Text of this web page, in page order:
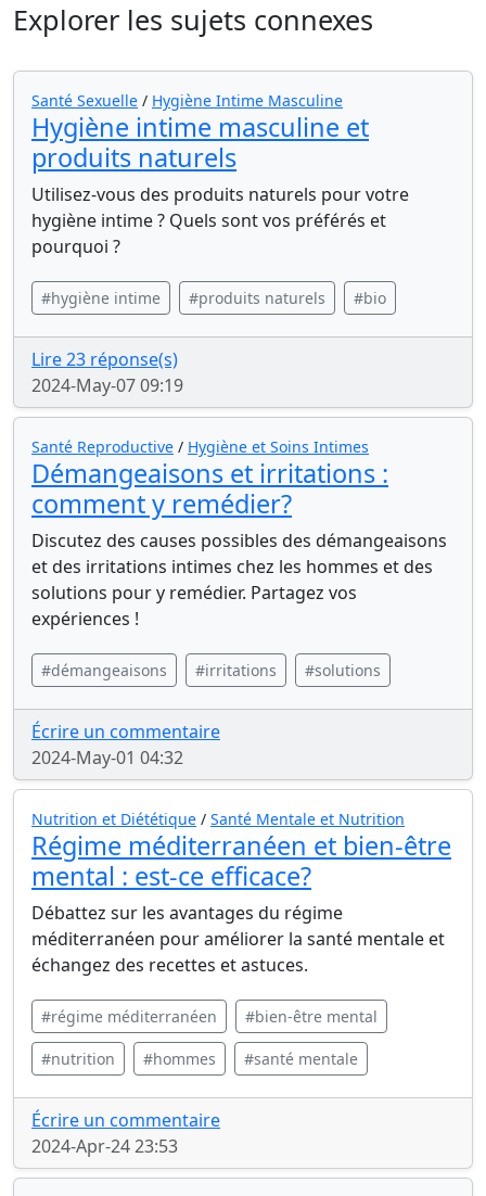
Explorer les sujets connexes
Santé Sexuelle / Hygiène Intime Masculine
Hygiène intime masculine et
produits naturels
Utilisez-vous des produits naturels pour votre
hygiène intime ? Quels sont vos préférés et
pourquoi ?
#hygiène intime #produits naturels #bio
Lire 23 réponse(s)
2024-May-07 09:19
Santé Reproductive / Hygiène et Soins Intimes
Démangeaisons et irritations :
comment y remédier?
Discutez des causes possibles des démangeaisons
et des irritations intimes chez les hommes et des
solutions pour y remédier. Partagez vos
expériences !
#démangeaisons #irritations #solutions
Écrire un commentaire
2024-May-01 04:32
Nutrition et Diététique / Santé Mentale et Nutrition
Régime méditerranéen et bien-être
mental : est-ce efficace?
Débattez sur les avantages du régime
méditerranéen pour améliorer la santé mentale et
échangez des recettes et astuces.
#régime méditerranéen #bien-être mental
#nutrition #hommes #santé mentale
Écrire un commentaire
2024-Apr-24 23:53